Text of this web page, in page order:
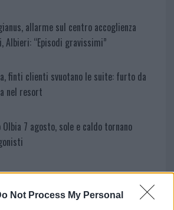
Not Process My Personal
allarme sul centro accoglienza
Albieri: “Episodi gravissimi”
finti clienti svuotano le suite: furto da
nel resort
Olbia 7 agosto, sole e caldo tornano
Olbia: rampe chiuse ancora fino a